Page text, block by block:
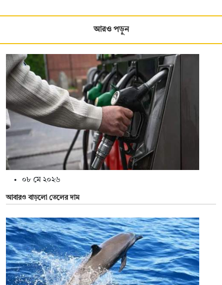
আরও পড়ুন
০৮ মে ২০২৬
আবারও বাড়লো তেলের দাম